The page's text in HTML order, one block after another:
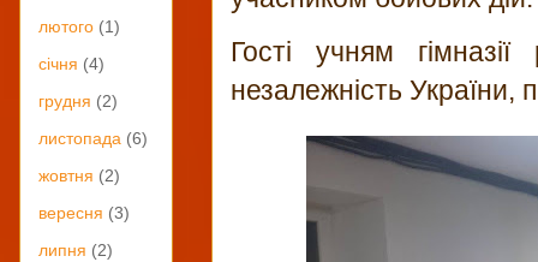
Гості учням
незалежність України,
лютого (1)
січня (4)
грудня (2)
листопада (6)
жовтня (2)
вересня (3)
липня (2)